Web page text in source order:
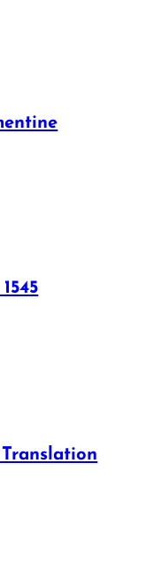
Translation